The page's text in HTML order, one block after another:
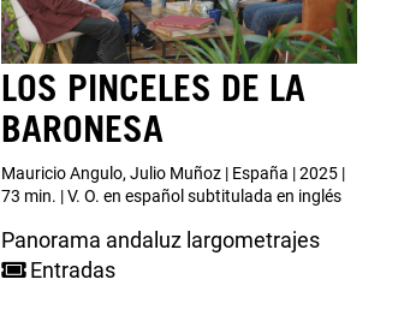
LOS PINCELES DE LA
BARONESA
Mauricio Angulo, Julio Muñoz | España | 2025 |
73 min. | V. O. en español subtitulada en inglés
Panorama andaluz largometrajes
Entradas